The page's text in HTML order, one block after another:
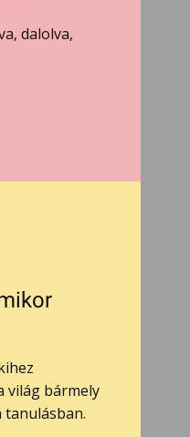
dalolva,
világ bármely
tanulásban.